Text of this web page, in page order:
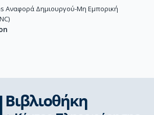
Αναφορά Δημιουργού-Μη Εμπορική